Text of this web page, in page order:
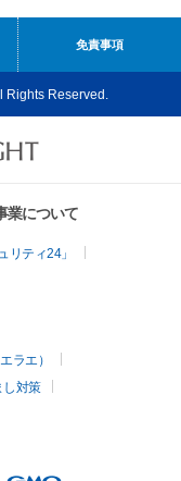
免責事項
Reserved.
業について
リティ24」
ラエ）
し対策